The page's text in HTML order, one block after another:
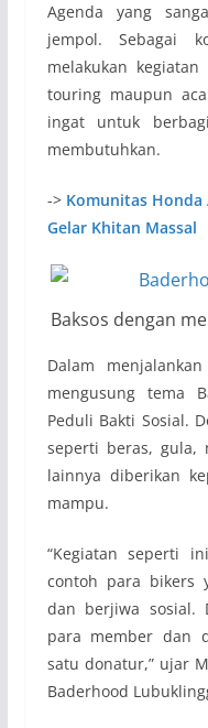
Agenda yang
jempol. Sebagai
melakukan
touring maupun
ingat untuk
membutuhkan.
-> Komunitas Honda
Gelar Khitan Massal
Baksos dengan
Dalam
mengusung tema
Peduli Bakti Sosial.
seperti beras, gula,
lainnya diberikan
mampu.
“Kegiatan seperti
contoh para bikers
dan berjiwa sosial.
para member dan
satu donatur,” ujar
Baderhood